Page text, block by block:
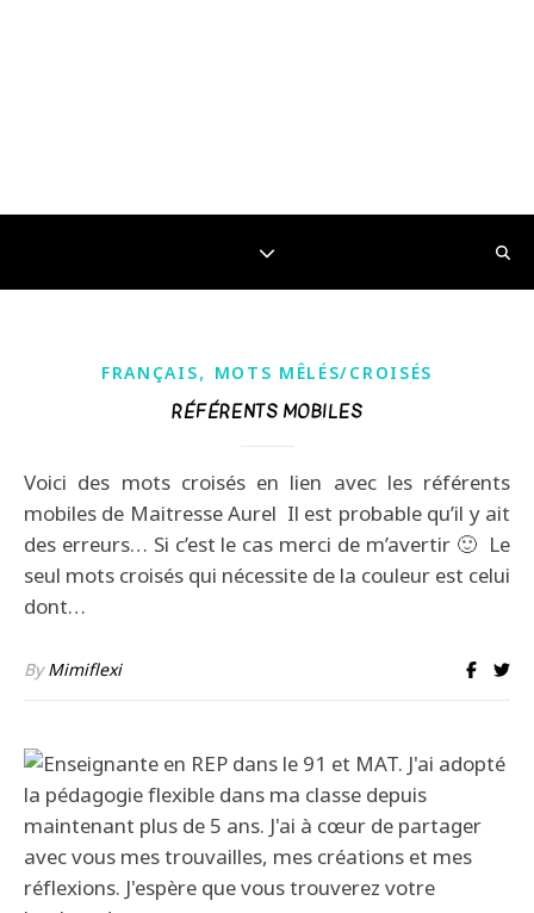
FRANÇAIS, MOTS MÊLÉS/CROISÉS
RÉFÉRENTS MOBILES
Voici des mots croisés en lien avec les référents
mobiles de Maitresse Aurel Il est probable qu’il y ait
des erreurs… Si c’est le cas merci de m’avertir 🙂 Le
seul mots croisés qui nécessite de la couleur est celui
dont…
ByMimiflexi